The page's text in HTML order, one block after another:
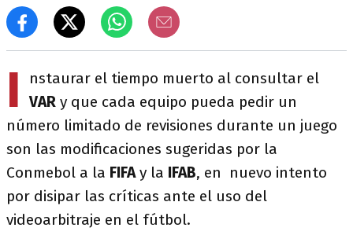
I
nstaurar el tiempo muerto al consultar el
VAR y que cada equipo pueda pedir un
número limitado de revisiones durante un juego
son las modificaciones sugeridas por la
Conmebol a la FIFAy la IFAB, en nuevo intento
por disipar las críticas ante el uso del
videoarbitraje en el fútbol.